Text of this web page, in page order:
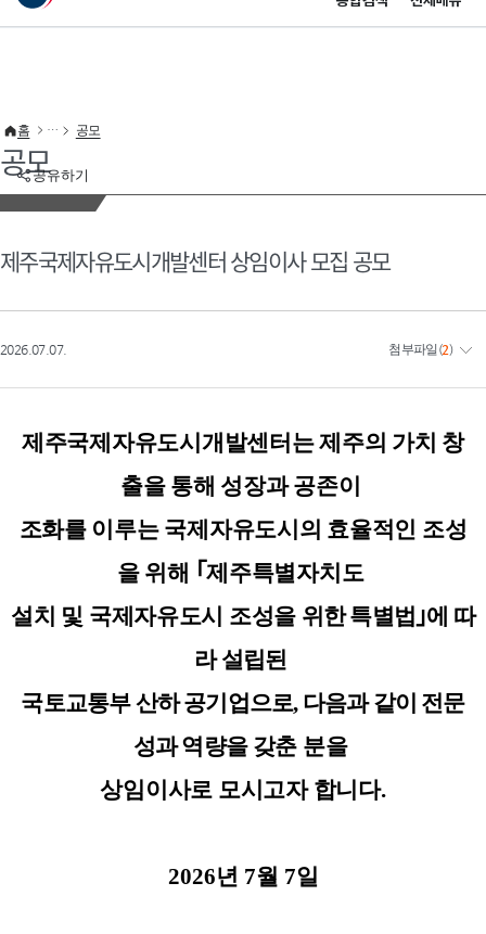
이 누리집은 대한민국 공식 전자정부 누리집입니다.
공유하기
홈 공모
공모
제주국제자유도시개발센터 상임이사 모집 공모
2026.07.07. 첨부파일 (2)